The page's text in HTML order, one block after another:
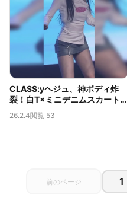
CLASS:yヘジュ、神ボディ炸
裂！白T×ミニデニムスカートか
ら覗くムチムチの太ももが伝説
級
26.2.4閲覧 53
前のページ